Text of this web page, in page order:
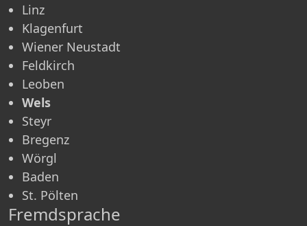
Linz
Klagenfurt
Wiener Neustadt
Feldkirch
Leoben
Wels
Steyr
Bregenz
Wörgl
Baden
St. Pölten
Fremdsprache